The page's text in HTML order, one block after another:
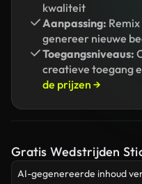
kwaliteit
Aanpassing:
genereer nieuwe
Toegangsniveaus:
creatieve toegang
de prijzen →
Gratis Wedstrijden
AI-gegenereerde inhoud